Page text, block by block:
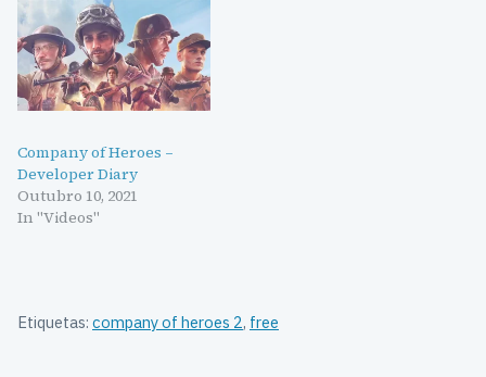
Company of Heroes –
Developer Diary
Outubro 10, 2021
In "Videos"
Etiquetas: company of heroes 2, free